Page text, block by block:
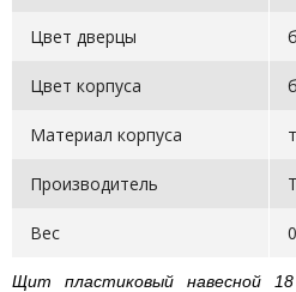
Цвет дверцы
Цвет корпуса
Материал корпуса
Производитель
Вес
Щит пластиковый навесной